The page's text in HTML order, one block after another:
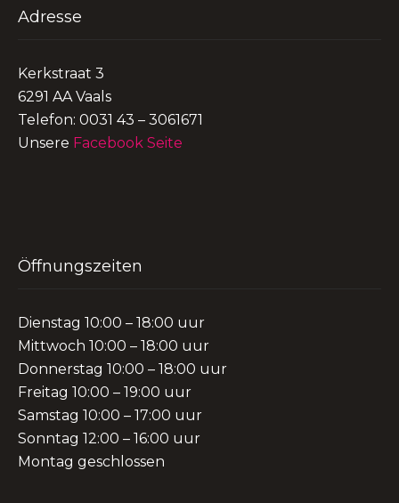
Adresse
Kerkstraat 3
6291 AA Vaals
Telefon: 0031 43 – 3061671
Unsere Facebook Seite
Öffnungszeiten
Dienstag 10:00 – 18:00 uur
Mittwoch 10:00 – 18:00 uur
Donnerstag 10:00 – 18:00 uur
Freitag 10:00 – 19:00 uur
Samstag 10:00 – 17:00 uur
Sonntag 12:00 – 16:00 uur
Montag geschlossen